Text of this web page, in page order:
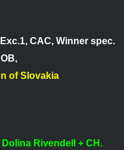
CAC, Winner spec.
of Slovakia
Rivendell + CH.